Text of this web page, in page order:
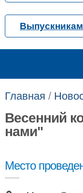
Выпускникам
Главная /
Весенний
нами"
Место